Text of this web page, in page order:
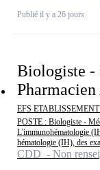
Publié il y a 26 jours
Biologiste -
EFS
POSTE : Biologiste -
L'immunohématologie
hématologie (IH), des
CDD - Non